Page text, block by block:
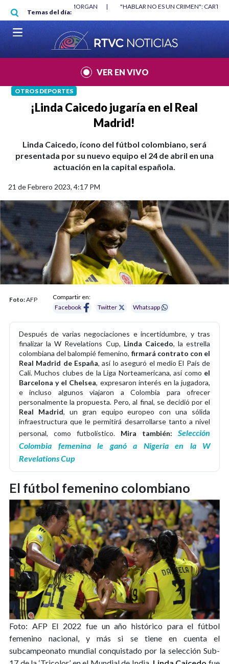
Pasar al contenido principal
Temas del día:
"HABLAR NO ES UN CRIMEN": CARTA DE BETO CORAL |
VER EN VIVO
OTROS DEPORTES
¡Linda Caicedo jugaría en el Real
Madrid!
Linda Caicedo, ícono del fútbol colombiano, será
presentada por su nuevo equipo el 24 de abril en una
actuación en la capital española.
21 de Febrero 2023, 4:17 PM
Foto:AFP
Compartir en:
Facebook
Twitter Whatsapp
Después de varias negociaciones e incertidumbre, y tras
finalizar la W Revelations Cup, Linda Caicedo, la estrella
colombiana del balompié femenino, firmará contrato con el
Real Madrid de España, así lo aseguró el medio El País de
Cali. Muchos clubes de la Liga Norteamericana, así como el
Barcelona y el Chelsea, expresaron interés en la jugadora,
e incluso algunos viajaron a Colombia para ofrecer
personalmente la propuesta. Pero, al final, se decidió por el
Real Madrid, un gran equipo europeo con una sólida
infraestructura que le permitirá desarrollarse tanto a nivel
personal, como futbolístico. Mira también: Selección
Colombia femenina le ganó a Nigeria en la W
Revelations Cup
El fútbol femenino colombiano
Foto: AFP El 2022 fue un año histórico para el fútbol
femenino nacional, y más si se tiene en cuenta el
subcampeonato mundial conquistado por la selección Sub-